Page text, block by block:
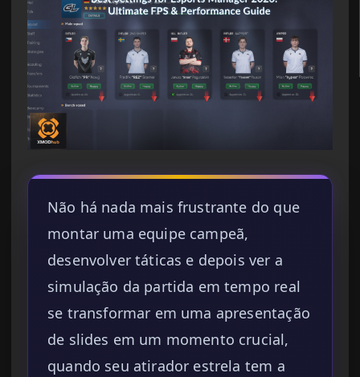
Não há nada mais frustrante do que
montar uma equipe campeã,
desenvolver táticas e depois ver a
simulação da partida em tempo real
se transformar em uma apresentação
de slides em um momento crucial,
quando seu atirador estrela tem a